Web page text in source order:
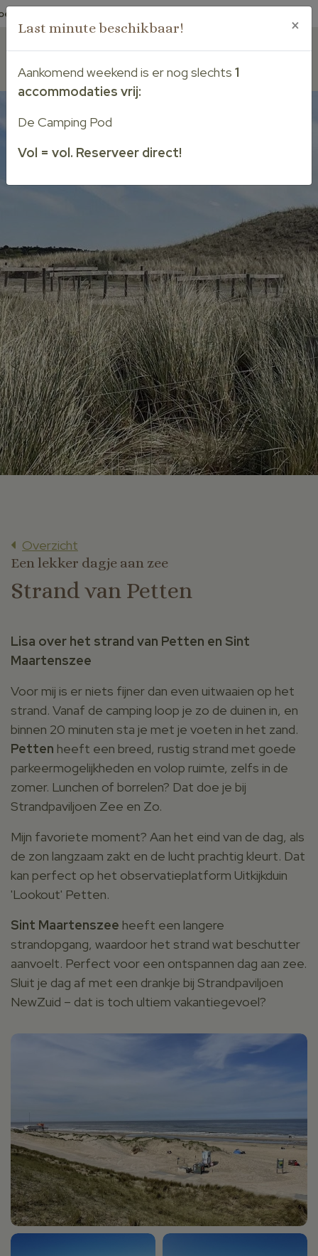
woef:
Overzicht
Een lekker dagje aan zee
Strand van Petten
Lisa over het strand van Petten en Sint
Maartenszee
Voor mij is er niets fijner dan even uitwaaien op het
strand. Vanaf de camping loop je zo de duinen in, en
binnen 20 minuten sta je met je voeten in het zand.
Petten heeft een breed, rustig strand met goede
parkeermogelijkheden en volop ruimte, zelfs in de
zomer. Lunchen of borrelen? Dat doe je bij
Strandpaviljoen Zee en Zo.
Mijn favoriete moment? Aan het eind van de dag, als
de zon langzaam zakt en de lucht prachtig kleurt. Dat
kan perfect op het observatieplatform Uitkijkduin
'Lookout' Petten.
Sint Maartenszee heeft een langere
strandopgang, waardoor het strand wat beschutter
aanvoelt. Perfect voor een ontspannen dag aan zee.
Sluit je dag af met een drankje bij Strandpaviljoen
NewZuid – dat is toch ultiem vakantiegevoel?
Last minute beschikbaar! ×
Aankomend weekend is er nog slechts 1
accommodaties vrij:
De Camping Pod
Vol = vol. Reserveer direct!